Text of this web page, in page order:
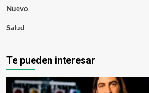
Nuevo
Salud
Te pueden interesar